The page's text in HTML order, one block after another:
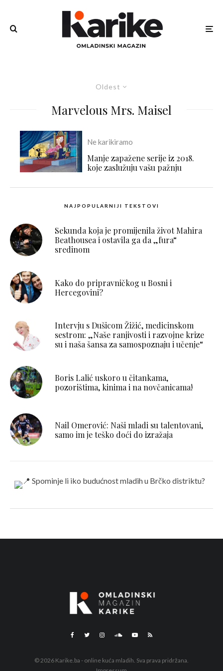
Oldest
Marvelous Mrs. Maisel
Ne karikiramo
Manje zapažene serije iz 2018.
koje zaslužuju vašu pažnju
NAJPOPULARNIJI TEKSTOVI
Sekunda koja je promijenila život Mahira
Beathousea i ostavila ga da „fura“
sredinom
Kako do pripravničkog u Bosni i
Hercegovini?
Intervju s Dušicom Žižić, medicinskom
sestrom: „Naše ranjivosti i razvojne krize
su i naša šansa za samospoznaju i učenje“
Boris Lalić uskoro u čitankama,
pozorištima, kinima i na novčanicama!
Nail Omerović: Naši mladi su talentovani,
samo im je teško doći do izražaja
© 2026 Karike.ba - online kuća mladih. Sva prava pridržana.